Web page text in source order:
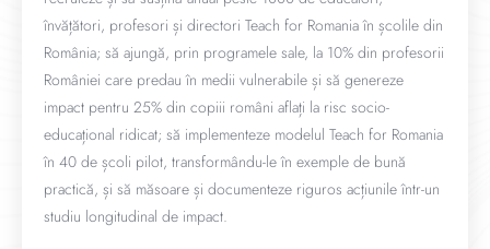
învățători, profesori și directori Teach for Romania în școlile din
România; să ajungă, prin programele sale, la 10% din profesorii
României care predau în medii vulnerabile și să genereze
impact pentru 25% din copiii români aflați la risc socio-
educațional ridicat; să implementeze modelul Teach for Romania
în 40 de școli pilot, transformându-le în exemple de bună
practică, și să măsoare și documenteze riguros acțiunile într-un
studiu longitudinal de impact.